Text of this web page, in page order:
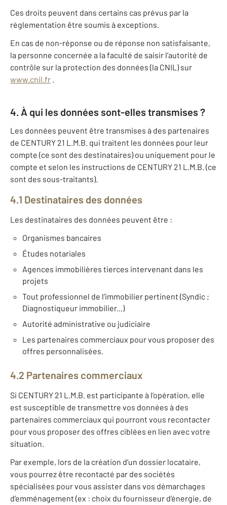
Ces droits peuvent dans certains cas prévus par la
règlementation être soumis à exceptions.
En cas de non-réponse ou de réponse non satisfaisante,
la personne concernée a la faculté de saisir l’autorité de
contrôle sur la protection des données (la CNIL) sur
www.cnil.fr .
4. À qui les données sont-elles transmises ?
Les données peuvent être transmises à des partenaires
de CENTURY 21 L.M.B. qui traitent les données pour leur
compte (ce sont des destinataires) ou uniquement pour le
compte et selon les instructions de CENTURY 21 L.M.B. (ce
sont des sous-traitants).
4.1 Destinataires des données
Les destinataires des données peuvent être :
Organismes bancaires
Études notariales
Agences immobilières tierces intervenant dans les
projets
Tout professionnel de l’immobilier pertinent (Syndic ;
Diagnostiqueur immobilier...)
Autorité administrative ou judiciaire
Les partenaires commerciaux pour vous proposer des
offres personnalisées.
4.2 Partenaires commerciaux
Si CENTURY 21 L.M.B. est participante à l’opération, elle
est susceptible de transmettre vos données à des
partenaires commerciaux qui pourront vous recontacter
pour vous proposer des offres ciblées en lien avec votre
situation.
Par exemple, lors de la création d’un dossier locataire,
vous pourrez être recontacté par des sociétés
spécialisées pour vous assister dans vos démarchages
d’emménagement (ex : choix du fournisseur d’énergie, de